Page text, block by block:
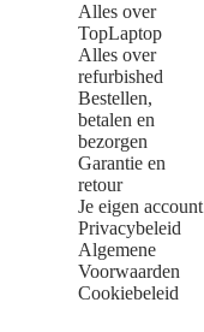
Alles over
TopLaptop
Alles over
refurbished
Bestellen,
betalen en
bezorgen
Garantie en
retour
Je eigen account
Privacybeleid
Algemene
Voorwaarden
Cookiebeleid